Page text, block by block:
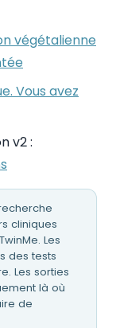
végétalienne
Vous avez
v2 :
cliniques
Les
des tests
Les sorties
là où
de